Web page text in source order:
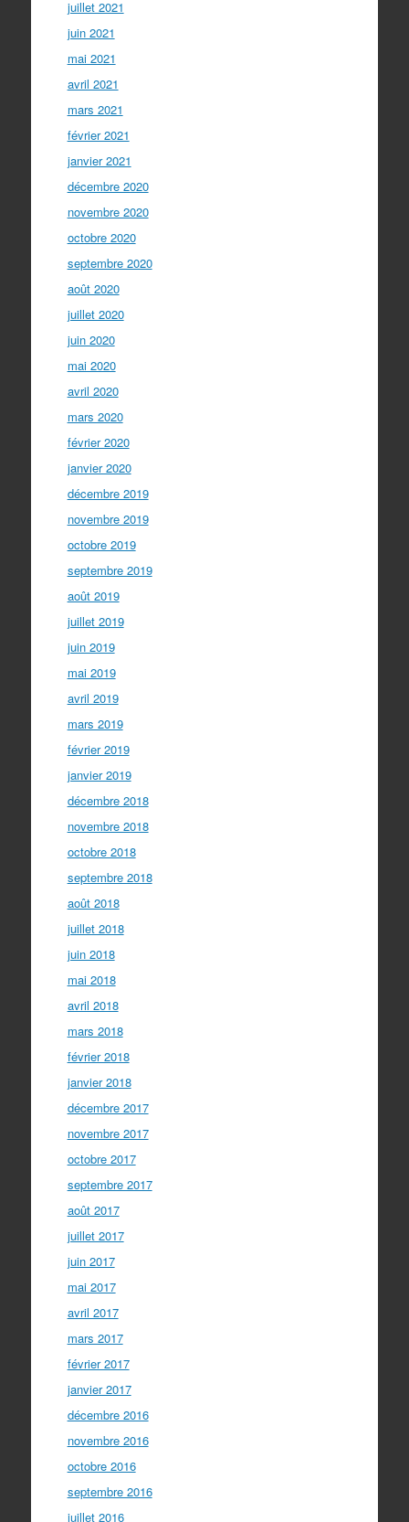
juillet 2021
juin 2021
mai 2021
avril 2021
mars 2021
février 2021
janvier 2021
décembre 2020
novembre 2020
octobre 2020
septembre 2020
août 2020
juillet 2020
juin 2020
mai 2020
avril 2020
mars 2020
février 2020
janvier 2020
décembre 2019
novembre 2019
octobre 2019
septembre 2019
août 2019
juillet 2019
juin 2019
mai 2019
avril 2019
mars 2019
février 2019
janvier 2019
décembre 2018
novembre 2018
octobre 2018
septembre 2018
août 2018
juillet 2018
juin 2018
mai 2018
avril 2018
mars 2018
février 2018
janvier 2018
décembre 2017
novembre 2017
octobre 2017
septembre 2017
août 2017
juillet 2017
juin 2017
mai 2017
avril 2017
mars 2017
février 2017
janvier 2017
décembre 2016
novembre 2016
octobre 2016
septembre 2016
juillet 2016